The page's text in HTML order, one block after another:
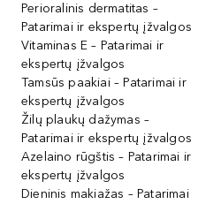
Perioralinis dermatitas –
Patarimai ir ekspertų įžvalgos
Vitaminas E – Patarimai ir
ekspertų įžvalgos
Tamsūs paakiai – Patarimai ir
ekspertų įžvalgos
Žilų plaukų dažymas –
Patarimai ir ekspertų įžvalgos
Azelaino rūgštis – Patarimai ir
ekspertų įžvalgos
Dieninis makiažas – Patarimai